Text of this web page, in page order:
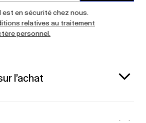
en sécurité chez nous.
relatives au traitement
personnel.
l’achat